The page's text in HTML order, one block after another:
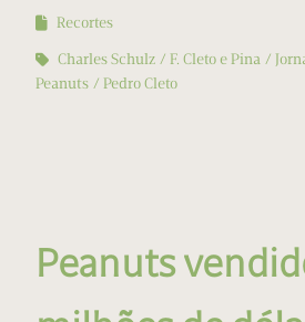
Recortes
Charles Schulz
F. Cleto e Pina
Peanuts
Pedro Cleto
Peanuts